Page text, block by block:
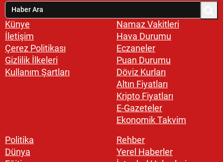
Künye
İletişim
Çerez Politikası
Gizlilik İlkeleri
Kullanım Şartları
Namaz Vakitleri
Hava Durumu
Eczaneler
Puan Durumu
Döviz Kurları
Altın Fiyatları
Kripto Fiyatları
E-Gazeteler
Ekonomik Takvim
Politika
Dünya
Rehber
Yerel Haberler